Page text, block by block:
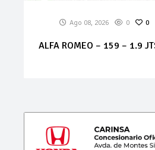
Ago 07, 2026 0 0
MERCEDES Sprinter 314 cdi